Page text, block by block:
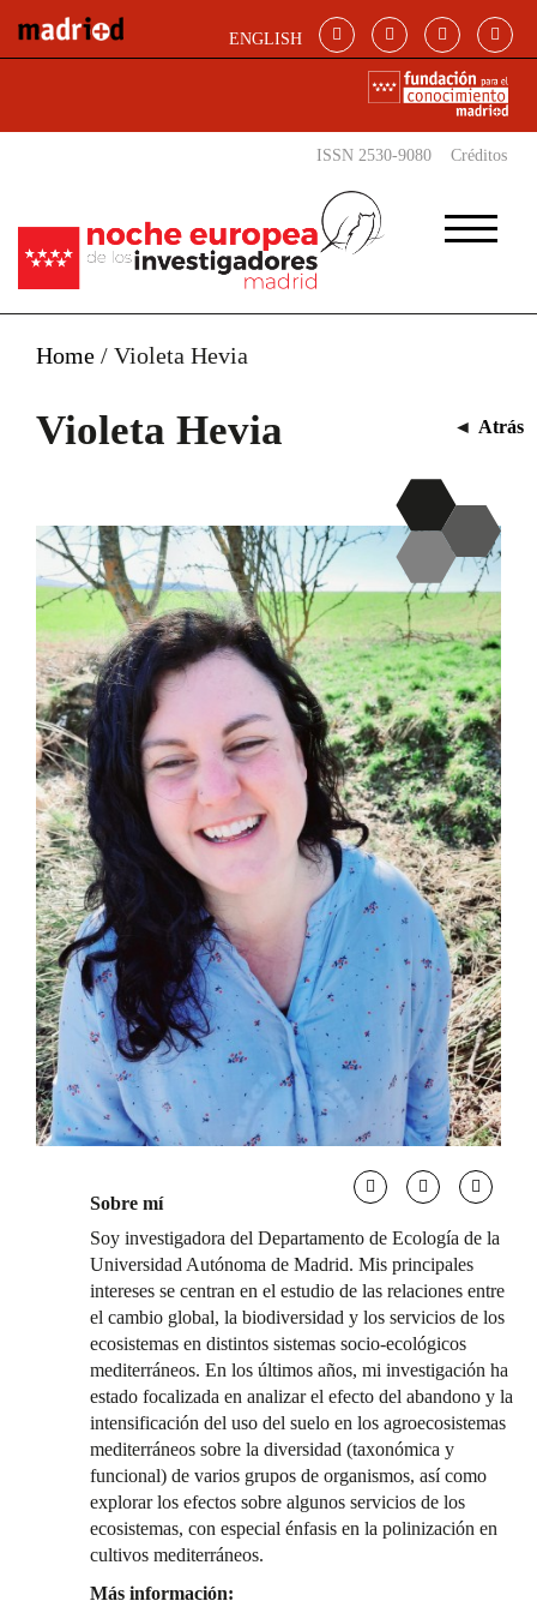
ENGLISH
ISSN 2530-9080 Créditos
Home / Violeta Hevia
Violeta Hevia ◄ Atrás
Sobre mí
Soy investigadora del Departamento de Ecología de la
Universidad Autónoma de Madrid. Mis principales
intereses se centran en el estudio de las relaciones entre
el cambio global, la biodiversidad y los servicios de los
ecosistemas en distintos sistemas socio-ecológicos
mediterráneos. En los últimos años, mi investigación ha
estado focalizada en analizar el efecto del abandono y la
intensificación del uso del suelo en los agroecosistemas
mediterráneos sobre la diversidad (taxonómica y
funcional) de varios grupos de organismos, así como
explorar los efectos sobre algunos servicios de los
ecosistemas, con especial énfasis en la polinización en
cultivos mediterráneos.
Más información: